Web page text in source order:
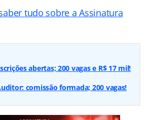
tudo sobre a Assinatura
abertas; 200 vagas e R$ 17 mil!
comissão formada; 200 vagas!